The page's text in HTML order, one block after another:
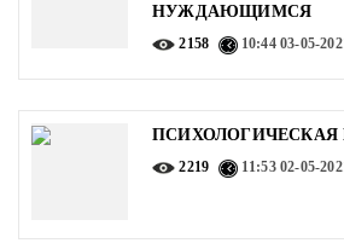
НУЖДАЮЩИМСЯ
2158 10:4403-05-
ПСИХОЛОГИЧЕСКАЯ
2219 11:5302-05-